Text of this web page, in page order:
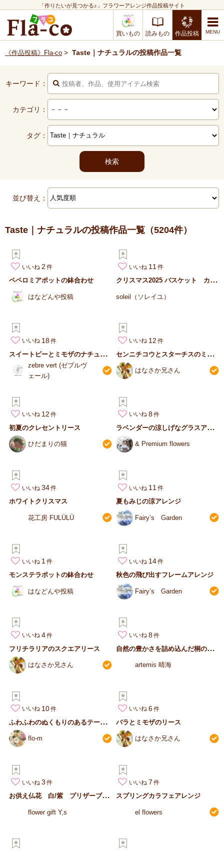
「作りたいが見つかる♪」フラワーアレンジ作品投稿サイト
買いもの 読みもの 作品投稿
《作品投稿》Fla-co > Taste｜ナチュラルの投稿作品一覧
キーワード：
カテゴリ：
タグ：
並び替え：
Taste｜ナチュラルの投稿作品一覧 （5204件）
いいね 2
ペペロミアポットの鉢合わせ
はなどんや投稿
いいね 11
ク
リスマス2025 バスケット カゴ 可愛い 人気 サンタクロ…
soleil（ソレイユ）
いいね 18
zebre vert (ゼブルヴ
ェール)
いいね 12
はなさか兄さん
いいね 12
初夏のクレセントリース
ひだまりの猫
いいね 8
ラ
ベンダーの涼しげなグラスアレンジ
& Premium flowers
いいね 34
ホワイトクリスマス
花工房 FULÜLÜ
いいね 11
夏もみじの涼アレンジ
Fairy’s Garden
いいね 1
モンステラポットの鉢合わせ
はなどんや投稿
いいね 14
秋色の飛び出すフレームアレンジ
Fairy’s Garden
いいね 4
フリチラリアのスクエアリース
はなさか兄さん
いいね 8
artemis 晴海
いいね 10
ふ
わふわのぬくもりのあるテーブルリース
flo-m
いいね 6
バラとミモザのリース
はなさか兄さん
いいね 3
お
供え仏花 白/紫 プリザーブドフラワー
flower gift Y,s
いいね 7
スプリングカラフェアレンジ
el flowers